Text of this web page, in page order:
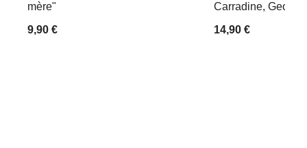
mère"
9,90 €
Carradine,
14,90 €